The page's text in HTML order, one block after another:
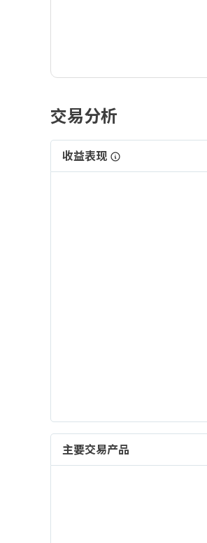
交易分析
收益表现
主要交易产品